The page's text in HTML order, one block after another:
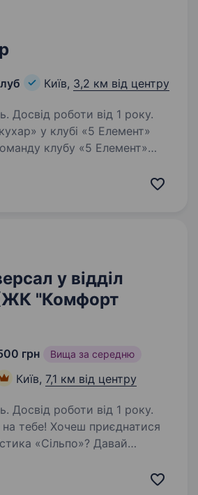
Київ, 3,2 км від центру
Досвід роботи від 1 року.
у клубі «5 Елемент»
клубу «5 Елемент»
у відділ
"Комфорт
грн Вища за середню
Київ, 7,1 км від центру
Досвід роботи від 1 року.
тебе! Хочеш приєднатися
«Сільпо»? Давай
їжу тільки на доставку.